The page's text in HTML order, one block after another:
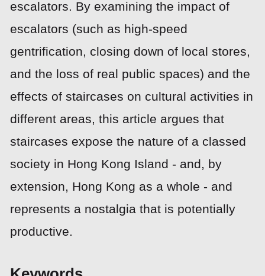
escalators. By examining the impact of
escalators (such as high-speed
gentrification, closing down of local stores,
and the loss of real public spaces) and the
effects of staircases on cultural activities in
different areas, this article argues that
staircases expose the nature of a classed
society in Hong Kong Island - and, by
extension, Hong Kong as a whole - and
represents a nostalgia that is potentially
productive.